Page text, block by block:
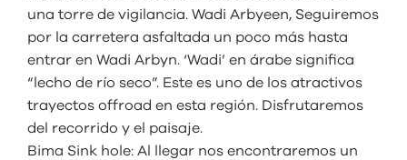
una torre de vigilancia. Wadi Arbyeen, Seguiremos
por la carretera asfaltada un poco más hasta
entrar en Wadi Arbyn. ‘Wadi’ en árabe significa
“lecho de río seco”. Este es uno de los atractivos
trayectos offroad en esta región. Disfrutaremos
del recorrido y el paisaje.
Bima Sink hole: Al llegar nos encontraremos un